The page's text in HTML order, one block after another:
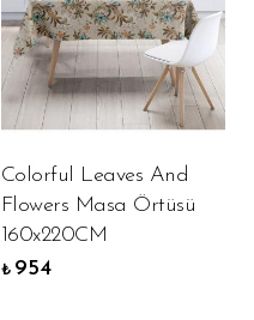
Colorful Leaves And
Flowers Masa Örtüsü
160x220CM
₺ 954